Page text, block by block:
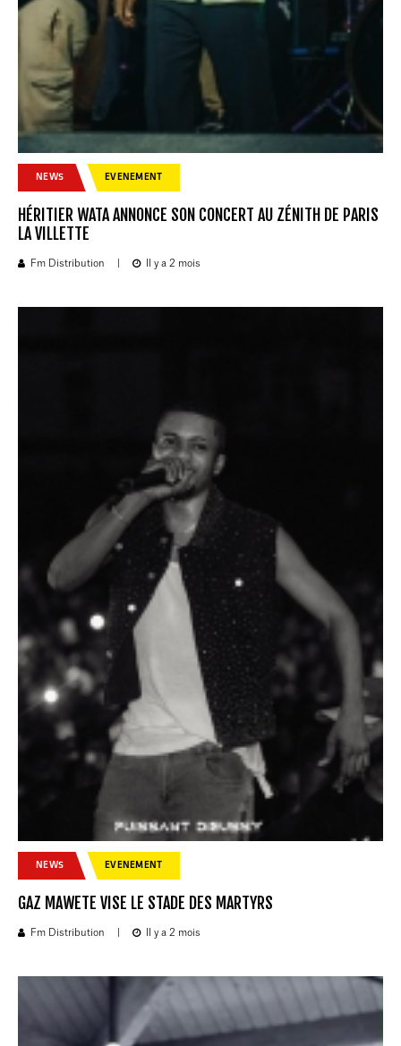
NEWS EVENEMENT
HÉRITIER WATA ANNONCE SON CONCERT AU ZÉNITH DE PARIS
LA VILLETTE
Fm Distribution Il y a 2 mois
NEWS EVENEMENT
GAZ MAWETE VISE LE STADE DES MARTYRS
Fm Distribution Il y a 2 mois